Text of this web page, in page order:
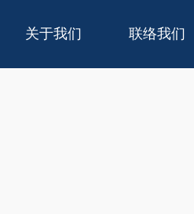
关于我们 联络我们